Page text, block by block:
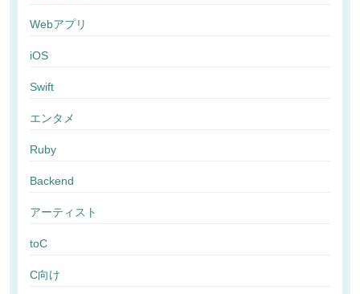
Webアプリ
iOS
Swift
エンタメ
Ruby
Backend
アーティスト
toC
C向け